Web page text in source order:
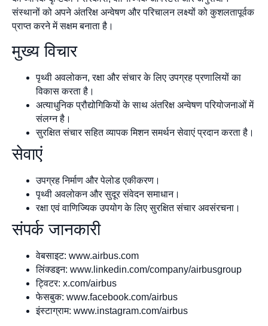
संस्थानों को अपने अंतरिक्ष अन्वेषण और परिचालन लक्ष्यों को कुशलतापूर्वक
प्राप्त करने में सक्षम बनाता है।
मुख्य विचार
पृथ्वी अवलोकन, रक्षा और संचार के लिए उपग्रह प्रणालियों का
विकास करता है।
अत्याधुनिक प्रौद्योगिकियों के साथ अंतरिक्ष अन्वेषण परियोजनाओं में
संलग्न है।
सुरक्षित संचार सहित व्यापक मिशन समर्थन सेवाएं प्रदान करता है।
सेवाएं
उपग्रह निर्माण और पेलोड एकीकरण।
पृथ्वी अवलोकन और सुदूर संवेदन समाधान।
रक्षा एवं वाणिज्यिक उपयोग के लिए सुरक्षित संचार अवसंरचना।
संपर्क जानकारी
वेबसाइट: www.airbus.com
लिंक्डइन: www.linkedin.com/company/airbusgroup
ट्विटर: x.com/airbus
फेसबुक: www.facebook.com/airbus
इंस्टाग्राम: www.instagram.com/airbus